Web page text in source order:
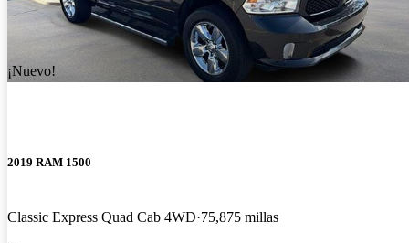
¡Nuevo!
2019 RAM 1500
Classic Express Quad Cab 4WD 75,875 millas